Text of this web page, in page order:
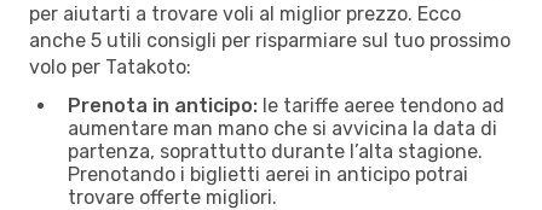
per aiutarti a trovare voli al miglior prezzo. Ecco
anche 5 utili consigli per risparmiare sul tuo prossimo
volo per Tatakoto:
Prenota in anticipo: le tariffe aeree tendono ad
aumentare man mano che si avvicina la data di
partenza, soprattutto durante l’alta stagione.
Prenotando i biglietti aerei in anticipo potrai
trovare offerte migliori.